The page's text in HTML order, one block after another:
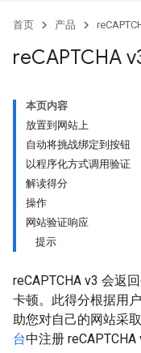
首页 产品
reCAPTCHA
本页内容
放置到网站上
自动将挑战绑定到按钮
以程序化方式调用验证
解读得分
操作
网站验证响应
提示
reCAPTCHA v3 会返
卡顿。此得分根据用
助您对自己的网站采
台中注册 reCAPTCHA